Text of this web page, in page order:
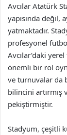
Avcılar Atatürk
yapısında değil,
yatmaktadır.
profesyonel
Avcılar’daki
önemli bir rol
ve turnuvalar da
bilincini artırmış
pekiştirmiştir.
Stadyum, çeşitli